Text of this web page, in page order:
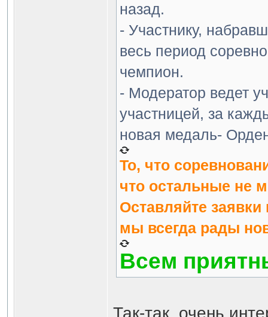
назад.
- Участнику,
весь период
чемпион.
- Модератор ведет
участницей, за
новая медаль-
То, что
что остальные не
Оставляйте
мы всегда рады
Всем
Так-так, очень